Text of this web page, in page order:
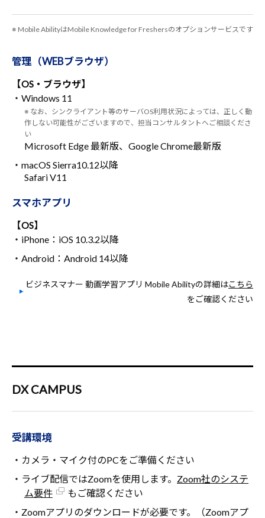
※ Mobile AbilityはMobile Knowledge for Freshersのオプションサービスです
管理（WEBブラウザ）
【OS・ブラウザ】
・Windows 11
※ なお、シンクライアント等のサーバOS利用状況によっては、正しく動
作しない可能性がございますので、担当コンサルタントへご相談くださ
い
Microsoft Edge 最新版、Google Chrome最新版
・macOS Sierra10.12以降
Safari V11
スマホアプリ
【OS】
・iPhone：iOS 10.3.2以降
・Android：Android 14以降
ビジネスマナー 動画学習アプリ Mobile Abilityの詳細はこちら
をご確認ください
DX CAMPUS
受講環境
・カメラ・マイク付のPCをご準備ください
・ライブ配信ではZoomを使用します。 Zoom社のシステ
ム要件
もご確認ください
・Zoomアプリのダウンロードが必要です。（Zoomアプ